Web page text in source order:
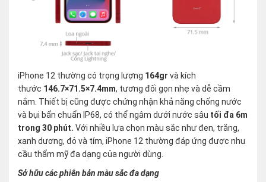
iPhone 12 thường có trọng lượng 164gr và kích
thước 146.7×71.5×7.4mm, tương đối gọn nhẹ và dễ cầm
nắm. Thiết bị cũng được chứng nhận khả năng chống nước
và bụi bẩn chuẩn IP68, có thể ngâm dưới nước sâu tối đa 6m
trong 30 phút. Với nhiều lựa chọn màu sắc như đen, trắng,
xanh dương, đỏ và tím, iPhone 12 thường đáp ứng được nhu
cầu thẩm mỹ đa dạng của người dùng.
Sở hữu các phiên bản màu sắc đa dạng